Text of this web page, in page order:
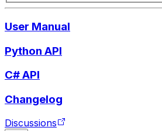
User Manual
Python API
C# API
Changelog
Discussions